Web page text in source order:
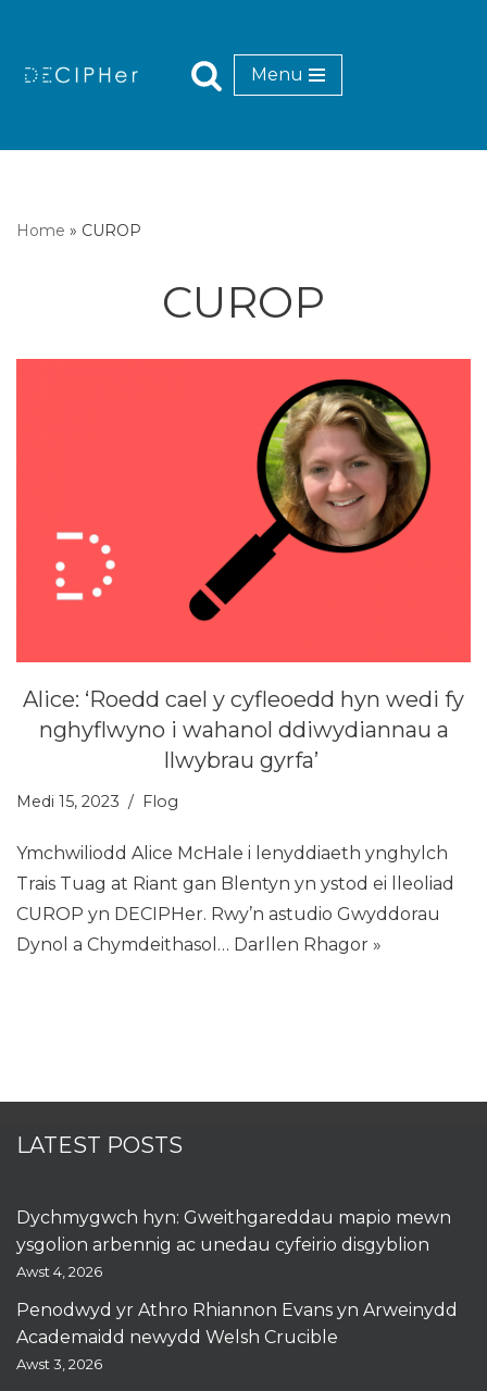
Menu
Home » CUROP
CUROP
Alice: ‘Roedd cael y cyfleoedd hyn wedi fy
nghyflwyno i wahanol ddiwydiannau a
llwybrau gyrfa’
Medi 15, 2023 Flog
Ymchwiliodd Alice McHale i lenyddiaeth ynghylch
Trais Tuag at Riant gan Blentyn yn ystod ei lleoliad
CUROP yn DECIPHer. Rwy’n astudio Gwyddorau
Dynol a Chymdeithasol… Darllen Rhagor »
LATEST POSTS
Dychmygwch hyn: Gweithgareddau mapio mewn
ysgolion arbennig ac unedau cyfeirio disgyblion
Awst 4, 2026
Penodwyd yr Athro Rhiannon Evans yn Arweinydd
Academaidd newydd Welsh Crucible
Awst 3, 2026